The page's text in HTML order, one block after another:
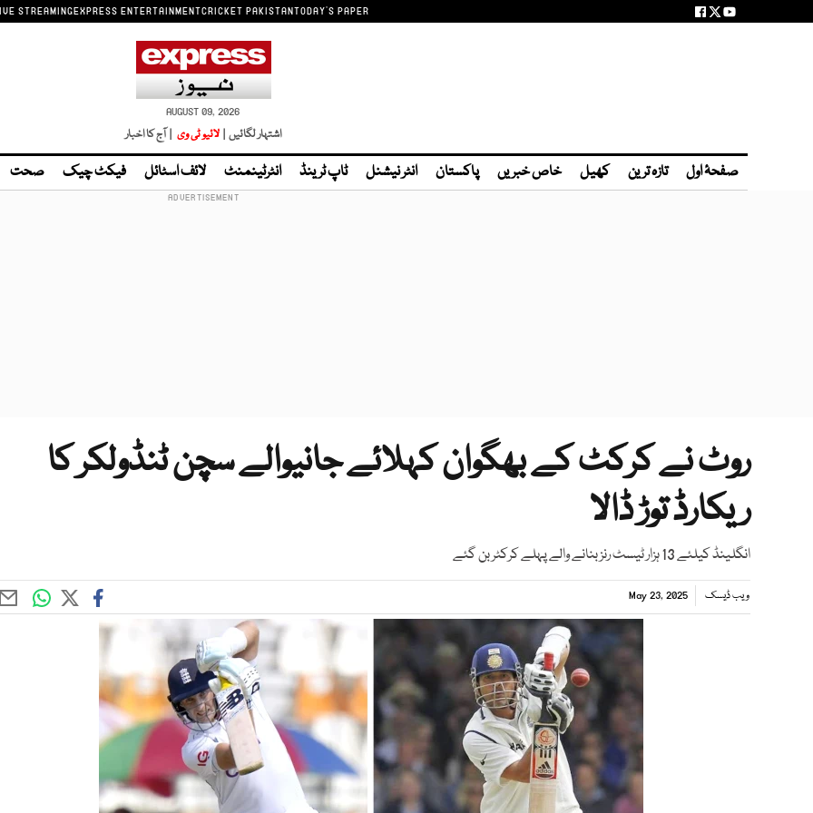
STREAMINGEXPRESS ENTERTAINMENTCRICKET PAKISTANTODAY'S PAPER
AUGUST 09, 2026
اشتہار لگائیں | لائیو ٹی وی | آج کا اخبار
صفحۂ اول تازہ ترین کھیل خاص خبریں پاکستان انٹر نیشنل ٹاپ ٹرینڈ انٹرٹینمنٹ لائف اسٹائل فیکٹ چیک صحت
روٹ نے کرکٹ کے بھگوان کہلائے جانیوالے سچن ٹنڈولکر کا
ریکارڈ توڑ ڈالا
انگلینڈ کیلئے 13 ہزار ٹیسٹ رنز بنانے والے پہلے کرکٹر بن گئے
ویب ڈیسک May 23, 2025